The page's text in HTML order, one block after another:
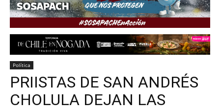
Política
PRIISTAS DE SAN ANDRÉS
CHOLULA DEJAN LAS